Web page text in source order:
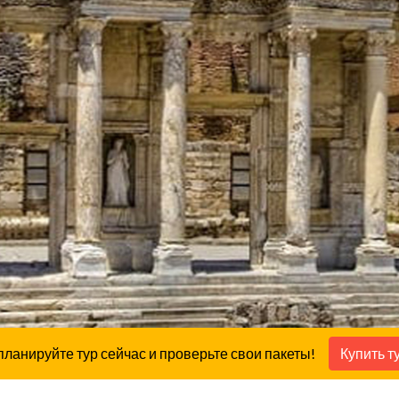
тур сейчас и проверьте свои пакеты! Купить